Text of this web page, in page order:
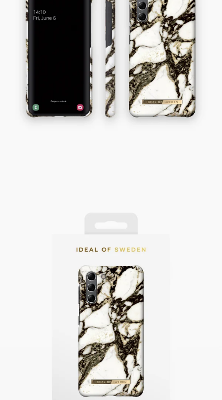
Swipe down